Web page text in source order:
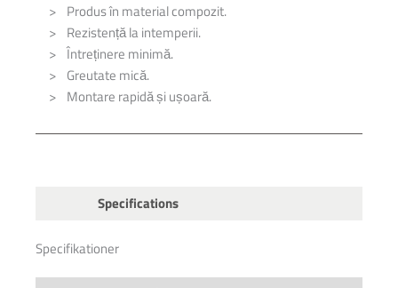
Produs în material compozit.
Rezistență la intemperii.
Întreținere minimă.
Greutate mică.
Montare rapidă și ușoară.
Specifications
Specifikationer